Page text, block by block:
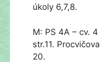
úkoly 6,7,8.
M: PS 4A – cv.
str.11.
20.